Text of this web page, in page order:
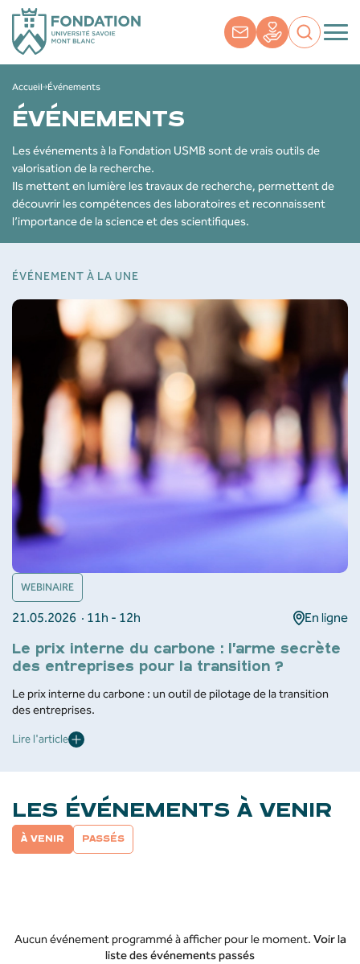
Accueil Événements
ÉVÉNEMENTS
Les événements à la Fondation USMB sont de vrais outils de
valorisation de la recherche.
Ils mettent en lumière les travaux de recherche, permettent de
découvrir les compétences des laboratoires et reconnaissent
l’importance de la science et des scientifiques.
ÉVÉNEMENT À LA UNE
WEBINAIRE
21.05.2026 · 11h - 12h En ligne
Le prix interne du carbone : l’arme secrète
des entreprises pour la transition ?
Le prix interne du carbone : un outil de pilotage de la transition
des entreprises.
Lire l'article
LES ÉVÉNEMENTS À VENIR
À VENIR PASSÉS
Aucun événement programmé à afficher pour le moment. Voir la
liste des événements passés